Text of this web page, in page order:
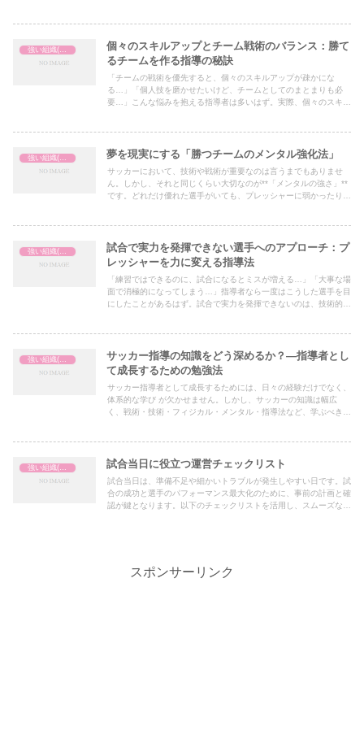
強い組織(チーム)の作り方
個々のスキルアップとチーム戦術のバランス：勝て
るチームを作る指導の秘訣
「チームの戦術を優先すると、個々のスキルアップが疎かにな
る…」「個人技を磨かせたいけど、チームとしてのまとまりも必
要…」こんな悩みを抱える指導者は多いはず。実際、個々のスキル
強い組織(チーム)の作り方 夢を現実にする「勝つチームのメンタル強化法」
サッカーにおいて、技術や戦術が重要なのは言うまでもありませ
ん。しかし、それと同じくらい大切なのが**「メンタルの強さ」**
です。どれだけ優れた選手がいても、プレッシャーに弱かったり、
強い組織(チーム)の作り方
試合で実力を発揮できない選手へのアプローチ：プ
レッシャーを力に変える指導法
「練習ではできるのに、試合になるとミスが増える…」「大事な場
面で消極的になってしまう…」指導者なら一度はこうした選手を目
にしたことがあるはず。試合で実力を発揮できないのは、技術的な
サッカー指導の知識をどう深めるか？—指導者とし
て成長するための勉強法
サッカー指導者として成長するためには、日々の経験だけでなく、
体系的な学び が欠かせません。しかし、サッカーの知識は幅広
く、戦術・技術・フィジカル・メンタル・指導法など、学ぶべきこ
で、自分に合った学び方を見つけ、指導の質を高めていきましょ
試合当日に役立つ運営チェックリスト
試合当日は、準備不足や細かいトラブルが発生しやすい日です。試
合の成功と選手のパフォーマンス最大化のために、事前の計画と確
認が鍵となります。以下のチェックリストを活用し、スムーズな試
スポンサーリンク